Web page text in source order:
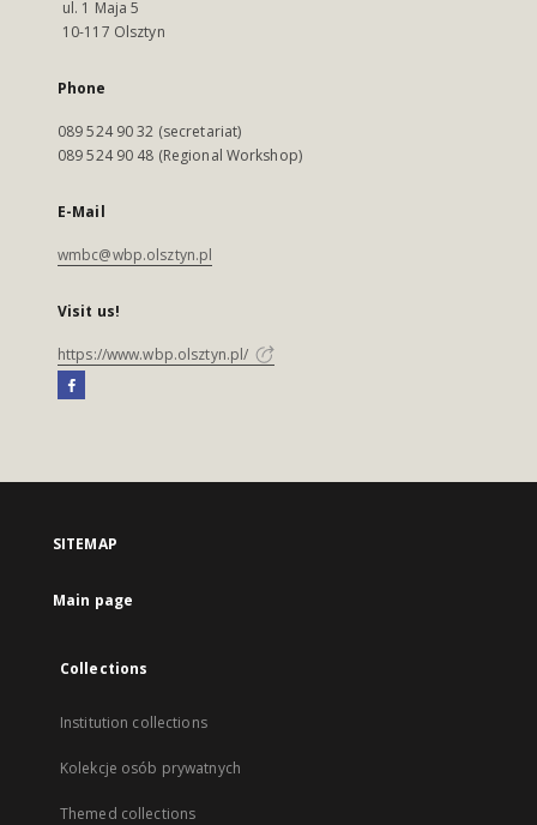
ul. 1 Maja 5
10-117 Olsztyn
Phone
089 524 90 32 (secretariat)
089 524 90 48 (Regional Workshop)
E-Mail
wmbc@wbp.olsztyn.pl
Visit us!
https://www.wbp.olsztyn.pl/
SITEMAP
Main page
Collections
Institution collections
Kolekcje osób prywatnych
Themed collections